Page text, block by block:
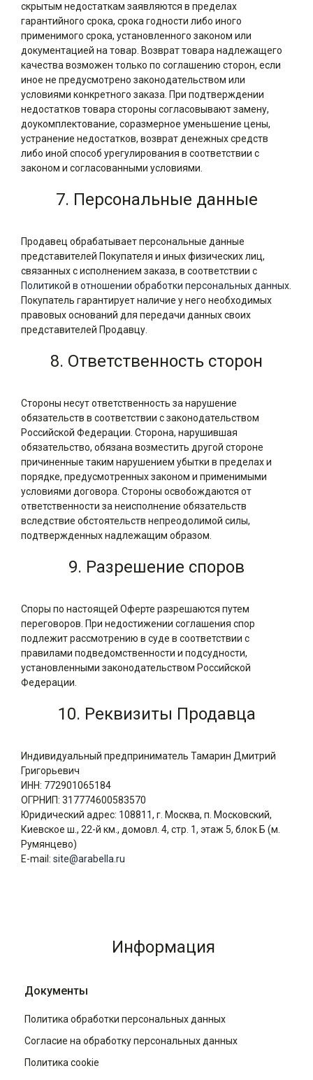
скрытым недостаткам заявляются в пределах
гарантийного срока, срока годности либо иного
применимого срока, установленного законом или
документацией на товар. Возврат товара надлежащего
качества возможен только по соглашению сторон, если
иное не предусмотрено законодательством или
условиями конкретного заказа. При подтверждении
недостатков товара стороны согласовывают замену,
доукомплектование, соразмерное уменьшение цены,
устранение недостатков, возврат денежных средств
либо иной способ урегулирования в соответствии с
законом и согласованными условиями.
7. Персональные данные
Продавец обрабатывает персональные данные
представителей Покупателя и иных физических лиц,
связанных с исполнением заказа, в соответствии с
Политикой в отношении обработки персональных данных
Покупатель гарантирует наличие у него необходимых
правовых оснований для передачи данных своих
представителей Продавцу.
8. Ответственность сторон
Стороны несут ответственность за нарушение
обязательств в соответствии с законодательством
Российской Федерации. Сторона, нарушившая
обязательство, обязана возместить другой стороне
причиненные таким нарушением убытки в пределах и
порядке, предусмотренных законом и применимыми
условиями договора. Стороны освобождаются от
ответственности за неисполнение обязательств
вследствие обстоятельств непреодолимой силы,
подтвержденных надлежащим образом.
9. Разрешение споров
Споры по настоящей Оферте разрешаются путем
переговоров. При недостижении соглашения спор
подлежит рассмотрению в суде в соответствии с
правилами подведомственности и подсудности,
установленными законодательством Российской
Федерации.
10. Реквизиты Продавца
Индивидуальный предприниматель Тамарин Дмитрий
Григорьевич
ИНН: 772901065184
ОГРНИП: 317774600583570
Юридический адрес: 108811, г. Москва, п. Московский,
Киевское ш., 22-й км., домовл. 4, стр. 1, этаж 5, блок Б (м.
Румянцево)
E-mail: site@arabella.ru
Информация
Документы
Политика обработки персональных данных
Согласие на обработку персональных данных
Политика cookie